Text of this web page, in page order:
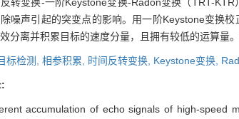
噪声引起的突变点的影响。用一阶Keystone变换
分离并积累目标的速度分量，且拥有较低的运算量
标检测, 相参积累, 时间反转变换, Keystone变换,
accumulation of echo signals of high-speed